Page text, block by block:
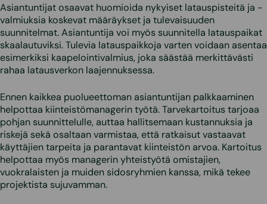
Asiantuntijat osaavat huomioida nykyiset latauspisteitä ja -
valmiuksia koskevat määräykset ja tulevaisuuden
suunnitelmat. Asiantuntija voi myös suunnitella latauspaikat
skaalautuviksi. Tulevia latauspaikkoja varten voidaan asentaa
esimerkiksi kaapelointivalmius, joka säästää merkittävästi
rahaa latausverkon laajennuksessa.
Ennen kaikkea puolueettoman asiantuntijan palkkaaminen
helpottaa kiinteistömanagerin työtä. Tarvekartoitus tarjoaa
pohjan suunnittelulle, auttaa hallitsemaan kustannuksia ja
riskejä sekä osaltaan varmistaa, että ratkaisut vastaavat
käyttäjien tarpeita ja parantavat kiinteistön arvoa. Kartoitus
helpottaa myös managerin yhteistyötä omistajien,
vuokralaisten ja muiden sidosryhmien kanssa, mikä tekee
projektista sujuvamman.